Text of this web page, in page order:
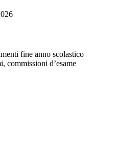
fine anno scolastico
commissioni d’esame